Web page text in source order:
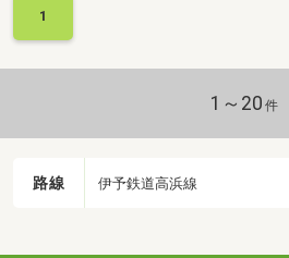
1
1～20 件
路線 伊予鉄道高浜線